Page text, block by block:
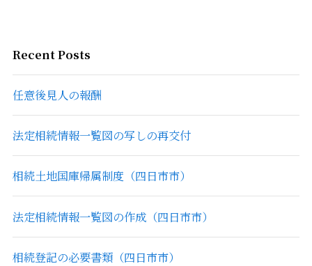
Recent Posts
任意後見人の報酬
法定相続情報一覧図の写しの再交付
相続土地国庫帰属制度（四日市市）
法定相続情報一覧図の作成（四日市市）
相続登記の必要書類（四日市市）